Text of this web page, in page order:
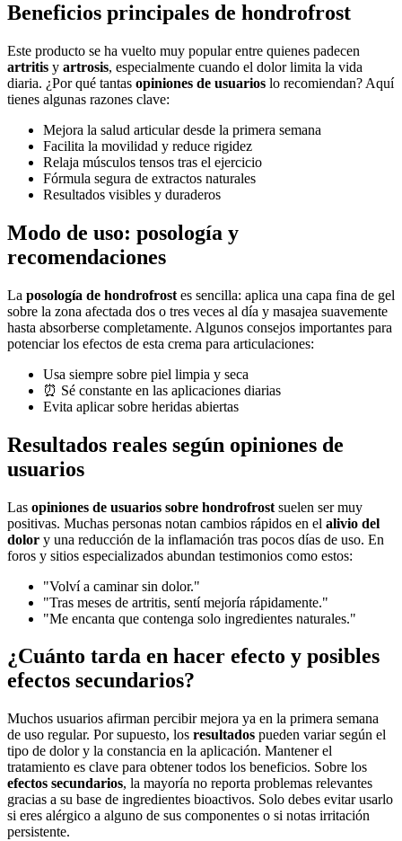
Beneficios principales de hondrofrost
Este producto se ha vuelto muy popular entre quienes padecen
artritis y artrosis, especialmente cuando el dolor limita la vida
diaria. ¿Por qué tantas opiniones de usuarios lo recomiendan? Aquí
tienes algunas razones clave:
Mejora la salud articular desde la primera semana
Facilita la movilidad y reduce rigidez
Relaja músculos tensos tras el ejercicio
Fórmula segura de extractos naturales
Resultados visibles y duraderos
Modo de uso: posología y
recomendaciones
La posología de hondrofrost es sencilla: aplica una capa fina de gel
sobre la zona afectada dos o tres veces al día y masajea suavemente
hasta absorberse completamente. Algunos consejos importantes para
potenciar los efectos de esta crema para articulaciones:
Usa siempre sobre piel limpia y seca
⏰ Sé constante en las aplicaciones diarias
Evita aplicar sobre heridas abiertas
Resultados reales según opiniones de
usuarios
Las opiniones de usuarios sobre hondrofrost suelen ser muy
positivas. Muchas personas notan cambios rápidos en el alivio del
dolor y una reducción de la inflamación tras pocos días de uso. En
foros y sitios especializados abundan testimonios como estos:
"Volví a caminar sin dolor."
"Tras meses de artritis, sentí mejoría rápidamente."
"Me encanta que contenga solo ingredientes naturales."
¿Cuánto tarda en hacer efecto y posibles
efectos secundarios?
Muchos usuarios afirman percibir mejora ya en la primera semana
de uso regular. Por supuesto, los resultados pueden variar según el
tipo de dolor y la constancia en la aplicación. Mantener el
tratamiento es clave para obtener todos los beneficios. Sobre los
efectos secundarios, la mayoría no reporta problemas relevantes
gracias a su base de ingredientes bioactivos. Solo debes evitar usarlo
si eres alérgico a alguno de sus componentes o si notas irritación
persistente.